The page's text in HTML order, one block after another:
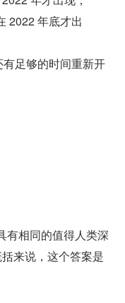
2022 年底才出
足够的时间重新开
有相同的值得人类深
来说，这个答案是